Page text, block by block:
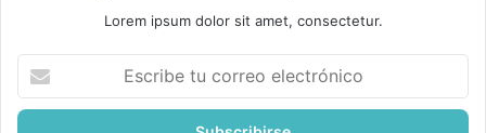
Lorem ipsum dolor sit amet, consectetur.
correo